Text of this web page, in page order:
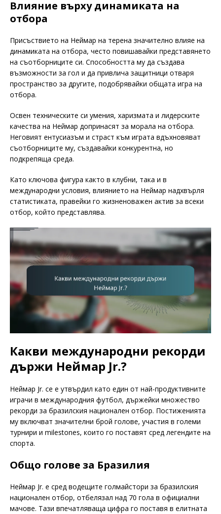
Влияние върху динамиката на
отбора
Присъствието на Неймар на терена значително влияе на
динамиката на отбора, често повишавайки представянето
на съотборниците си. Способността му да създава
възможности за гол и да привлича защитници отваря
пространство за другите, подобрявайки общата игра на
отбора.
Освен техническите си умения, харизмата и лидерските
качества на Неймар допринасят за морала на отбора.
Неговият ентусиазъм и страст към играта вдъхновяват
съотборниците му, създавайки конкурентна, но
подкрепяща среда.
Като ключова фигура както в клубни, така и в
международни условия, влиянието на Неймар надхвърля
статистиката, правейки го жизненоважен актив за всеки
отбор, който представлява.
Какви международни рекорди
държи Неймар Jr.?
Неймар Jr. се е утвърдил като един от най-продуктивните
играчи в международния футбол, държейки множество
рекорди за бразилския национален отбор. Постиженията
му включват значителни брой голове, участия в големи
турнири и milestones, които го поставят сред легендите на
спорта.
Общо голове за Бразилия
Неймар Jr. е сред водещите голмайстори за бразилския
национален отбор, отбелязал над 70 гола в официални
мачове. Тази впечатляваща цифра го поставя в елитната